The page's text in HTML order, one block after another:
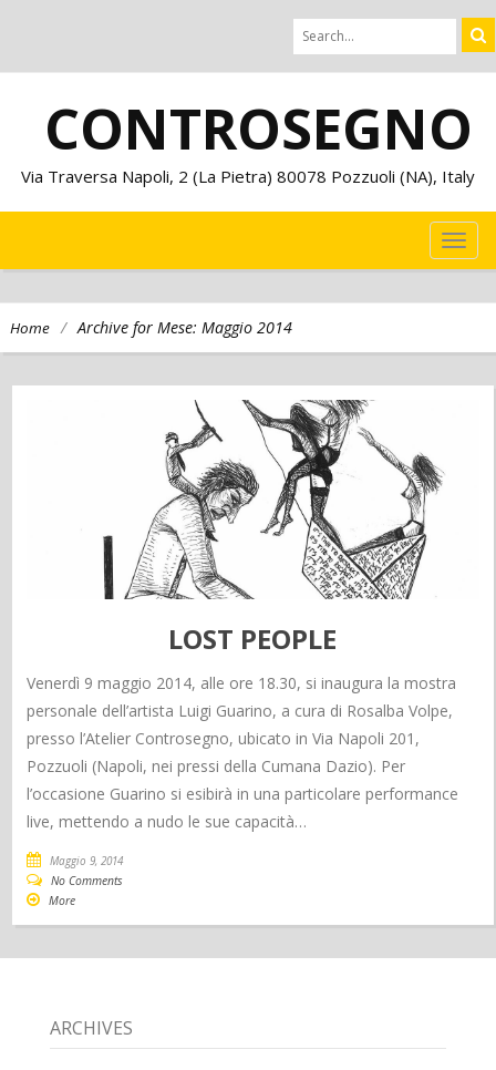
CONTROSEGNO
Via Traversa Napoli, 2 (La Pietra) 80078 Pozzuoli (NA), Italy
Home / Archive for Mese: Maggio 2014
LOST PEOPLE
Venerdì 9 maggio 2014, alle ore 18.30, si inaugura la mostra
personale dell’artista Luigi Guarino, a cura di Rosalba Volpe,
presso l’Atelier Controsegno, ubicato in Via Napoli 201,
Pozzuoli (Napoli, nei pressi della Cumana Dazio). Per
l’occasione Guarino si esibirà in una particolare performance
live, mettendo a nudo le sue capacità…
Maggio 9, 2014
No Comments
More
ARCHIVES